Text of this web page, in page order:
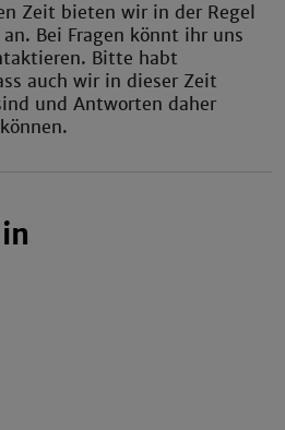
Zeit bieten wir in der Regel
Bei Fragen könnt ihr uns
Bitte habt
auch wir in dieser Zeit
und Antworten daher